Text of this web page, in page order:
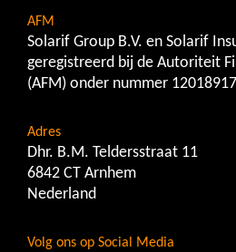
AFM
Solarif Group B.V. en Solarif
geregistreerd bij de Autoriteit
(AFM) onder nummer
Adres
Dhr. B.M. Teldersstraat 11
6842 CT Arnhem
Nederland
Volg ons op Social Media